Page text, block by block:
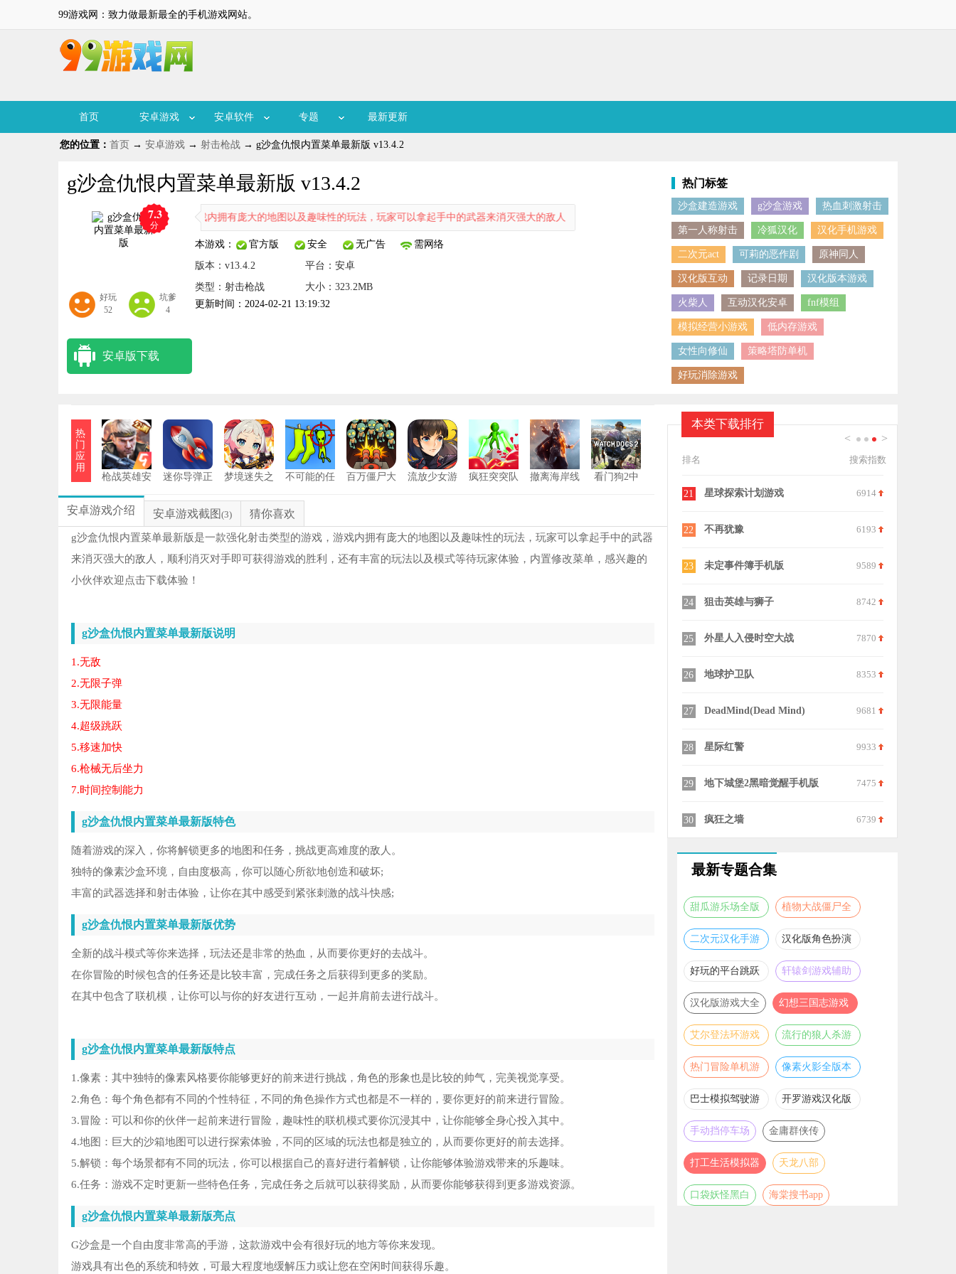
99游戏网：致力做最新最全的手机游戏网站。
首页 安卓游戏 安卓软件 专题 最新更新
您的位置： 首页 → 安卓游戏 → 射击枪战 → g沙盒仇恨内置菜单最新版 v13.4.2
g沙盒仇恨内置菜单最新版 v13.4.2
7.3
分
好玩
52
坑爹
4
新版是一款强化射击类型的游戏，游戏内拥有庞大的地图以及趣味性的玩法，玩家可以拿起手中的武器来消灭强大的敌人，顺利消灭对手即可获得游戏的胜利，还有丰富的玩法以及模式等待玩家体验，内置修改菜单
本游戏： 官方版 安全 无广告
需网络
版本：v13.4.2
平台： 安卓
类型：射击枪战
大小：323.2MB
更新时间：2024-02-21 13:19:32
安卓版下载
热门标签
沙盒建造游戏 g沙盒游戏 热血刺激射击
第一人称射击 冷狐汉化 汉化手机游戏
二次元act 可莉的恶作剧 原神同人
汉化版互动 记录日期 汉化版本游戏
火柴人 互动汉化安卓 fnf模组
模拟经营小游戏 低内存游戏
女性向修仙 策略塔防单机
好玩消除游戏
热
门
应
用
枪战英雄安
迷你导弹正
梦境迷失之
不可能的任
百万僵尸大
流放少女游
疯狂突突队
撤离海岸线
看门狗2中
安卓游戏介绍 安卓游戏截图 (3) 猜你喜欢
g沙盒仇恨内置菜单最新版是一款强化射击类型的游戏，游戏内拥有庞大的地图以及趣味性的玩法，玩家可以拿起手中的武器
来消灭强大的敌人，顺利消灭对手即可获得游戏的胜利，还有丰富的玩法以及模式等待玩家体验，内置修改菜单，感兴趣的
小伙伴欢迎点击下载体验！
g沙盒仇恨内置菜单最新版说明
1.无敌
2.无限子弹
3.无限能量
4.超级跳跃
5.移速加快
6.枪械无后坐力
7.时间控制能力
g沙盒仇恨内置菜单最新版特色
随着游戏的深入，你将解锁更多的地图和任务，挑战更高难度的敌人。
独特的像素沙盒环境，自由度极高，你可以随心所欲地创造和破坏;
丰富的武器选择和射击体验，让你在其中感受到紧张刺激的战斗快感;
g沙盒仇恨内置菜单最新版优势
全新的战斗模式等你来选择，玩法还是非常的热血，从而要你更好的去战斗。
在你冒险的时候包含的任务还是比较丰富，完成任务之后获得到更多的奖励。
在其中包含了联机模，让你可以与你的好友进行互动，一起并肩前去进行战斗。
g沙盒仇恨内置菜单最新版特点
1.像素：其中独特的像素风格要你能够更好的前来进行挑战，角色的形象也是比较的帅气，完美视觉享受。
2.角色：每个角色都有不同的个性特征，不同的角色操作方式也都是不一样的，要你更好的前来进行冒险。
3.冒险：可以和你的伙伴一起前来进行冒险，趣味性的联机模式要你沉浸其中，让你能够全身心投入其中。
4.地图：巨大的沙箱地图可以进行探索体验，不同的区域的玩法也都是独立的，从而要你更好的前去选择。
5.解锁：每个场景都有不同的玩法，你可以根据自己的喜好进行着解锁，让你能够体验游戏带来的乐趣味。
6.任务：游戏不定时更新一些特色任务，完成任务之后就可以获得奖励，从而要你能够获得到更多游戏资源。
g沙盒仇恨内置菜单最新版亮点
G沙盒是一个自由度非常高的手游，这款游戏中会有很好玩的地方等你来发现。
游戏具有出色的系统和特效，可最大程度地缓解压力或让您在空闲时间获得乐趣。
本类下载排行
< >
排名 搜索指数
2 冒险特工 7980
3 对峙2手机版 6062
12 侏罗纪恐怖恐龙狩猎 9318
13 像素射击小队
21 星球探索计划游戏 6914
22 不再犹豫 6193
23 未定事件簿手机版 9589
24 狙击英雄与狮子 8742
25 外星人入侵时空大战 7870
26 地球护卫队 8353
27 DeadMind(Dead Mind) 9681
28 星际红警 9933
29 地下城堡2黑暗觉醒手机版 7475
30 疯狂之墙 6739
最新专题合集
甜瓜游乐场全版
本合集
植物大战僵尸全
版本合集
二次元汉化手游
推荐
汉化版角色扮演
游戏大全
好玩的平台跳跃
游戏合集
轩辕剑游戏辅助
合集
汉化版游戏大全
幻想三国志游戏
辅助合集
艾尔登法环游戏
辅助合集
流行的狼人杀游
戏合集
热门冒险单机游
戏合集
像素火影全版本
合集
巴士模拟驾驶游
戏合集
开罗游戏汉化版
大全
手动挡停车场
金庸群侠传
打工生活模拟器 天龙八部
口袋妖怪黑白 海棠搜书app